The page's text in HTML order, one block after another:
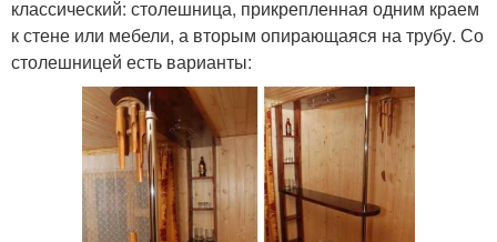
классический: столешница, прикрепленная одним краем
к стене или мебели, а вторым опирающаяся на трубу. Со
столешницей есть варианты: